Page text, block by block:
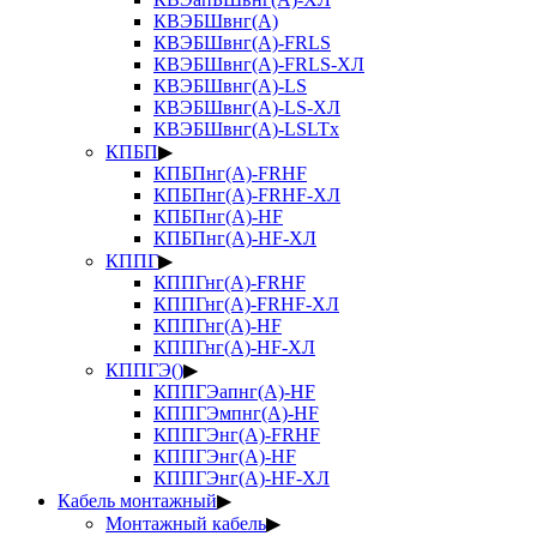
КВЭБШвнг(А)
КВЭБШвнг(А)-FRLS
КВЭБШвнг(А)-FRLS-ХЛ
КВЭБШвнг(А)-LS
КВЭБШвнг(А)-LS-ХЛ
КВЭБШвнг(А)-LSLTx
КПБП▶
КПБПнг(А)-FRHF
КПБПнг(А)-FRHF-ХЛ
КПБПнг(А)-HF
КПБПнг(А)-HF-ХЛ
КППГ▶
КППГнг(А)-FRHF
КППГнг(А)-FRHF-ХЛ
КППГнг(А)-HF
КППГнг(А)-HF-ХЛ
КППГЭ()▶
КППГЭапнг(А)-HF
КППГЭмпнг(А)-HF
КППГЭнг(А)-FRHF
КППГЭнг(А)-HF
КППГЭнг(А)-HF-ХЛ
Кабель монтажный▶
Монтажный кабель▶